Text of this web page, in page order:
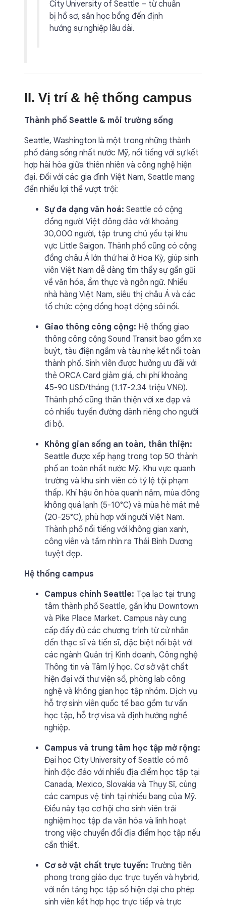
City University of Seattle – từ chuẩn
bị hồ sơ, săn học bổng đến định
hướng sự nghiệp lâu dài.
II. Vị trí & hệ thống campus
Thành phố Seattle & môi trường sống
Seattle, Washington là một trong những thành
phố đáng sống nhất nước Mỹ, nổi tiếng với sự kết
hợp hài hòa giữa thiên nhiên và công nghệ hiện
đại. Đối với các gia đình Việt Nam, Seattle mang
đến nhiều lợi thế vượt trội:
Sự đa dạng văn hoá: Seattle có cộng
đồng người Việt đông đảo với khoảng
30,000 người, tập trung chủ yếu tại khu
vực Little Saigon. Thành phố cũng có cộng
đồng châu Á lớn thứ hai ở Hoa Kỳ, giúp sinh
viên Việt Nam dễ dàng tìm thấy sự gần gũi
về văn hóa, ẩm thực và ngôn ngữ. Nhiều
nhà hàng Việt Nam, siêu thị châu Á và các
tổ chức cộng đồng hoạt động sôi nổi.
Giao thông công cộng: Hệ thống giao
thông công cộng Sound Transit bao gồm xe
buýt, tàu điện ngầm và tàu nhẹ kết nối toàn
thành phố. Sinh viên được hưởng ưu đãi với
thẻ ORCA Card giảm giá, chi phí khoảng
45-90 USD/tháng (1.17-2.34 triệu VNĐ).
Thành phố cũng thân thiện với xe đạp và
có nhiều tuyến đường dành riêng cho người
đi bộ.
Không gian sống an toàn, thân thiện:
Seattle được xếp hạng trong top 50 thành
phố an toàn nhất nước Mỹ. Khu vực quanh
trường và khu sinh viên có tỷ lệ tội phạm
thấp. Khí hậu ôn hòa quanh năm, mùa đông
không quá lạnh (5-10°C) và mùa hè mát mẻ
(20-25°C), phù hợp với người Việt Nam.
Thành phố nổi tiếng với không gian xanh,
công viên và tầm nhìn ra Thái Bình Dương
tuyệt đẹp.
Hệ thống campus
Campus chính Seattle: Tọa lạc tại trung
tâm thành phố Seattle, gần khu Downtown
và Pike Place Market. Campus này cung
cấp đầy đủ các chương trình từ cử nhân
đến thạc sĩ và tiến sĩ, đặc biệt nổi bật với
các ngành Quản trị Kinh doanh, Công nghệ
Thông tin và Tâm lý học. Cơ sở vật chất
hiện đại với thư viện số, phòng lab công
nghệ và không gian học tập nhóm. Dịch vụ
hỗ trợ sinh viên quốc tế bao gồm tư vấn
học tập, hỗ trợ visa và định hướng nghề
nghiệp.
Campus và trung tâm học tập mở rộng:
Đại học City University of Seattle có mô
hình độc đáo với nhiều địa điểm học tập tại
Canada, Mexico, Slovakia và Thụy Sĩ, cùng
các campus vệ tinh tại nhiều bang của Mỹ.
Điều này tạo cơ hội cho sinh viên trải
nghiệm học tập đa văn hóa và linh hoạt
trong việc chuyển đổi địa điểm học tập nếu
cần thiết.
Cơ sở vật chất trực tuyến: Trường tiên
phong trong giáo dục trực tuyến và hybrid,
với nền tảng học tập số hiện đại cho phép
sinh viên kết hợp học trực tiếp và trực